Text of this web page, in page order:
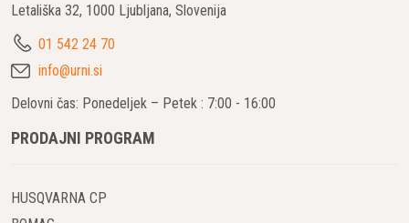
Letališka 32, 1000 Ljubljana, Slovenija
01 542 24 70
info@urni.si
Delovni čas: Ponedeljek – Petek : 7:00 - 16:00
PRODAJNI PROGRAM
HUSQVARNA CP